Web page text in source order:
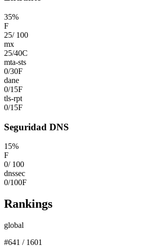
35%
F
25/ 100
mx
25/40C
mta-sts
0/30F
dane
0/15F
tls-rpt
0/15F
Seguridad DNS
15%
F
0/ 100
dnssec
0/100F
Rankings
global
#641 / 1601